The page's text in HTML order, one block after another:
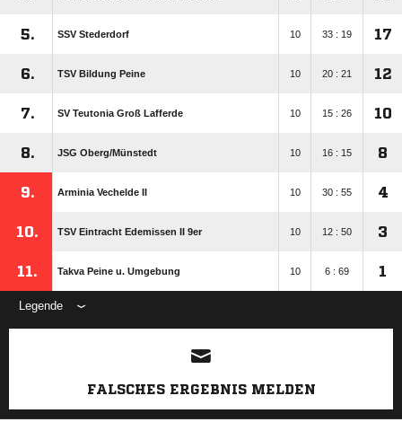
5. SSV Stederdorf 10 33 : 19 17
6. TSV Bildung Peine 10 20 : 21 12
7. SV Teutonia Groß Lafferde 10 15 : 26 10
8. JSG Oberg/​Münstedt 10 16 : 15 8
9. Arminia Vechelde II 10 30 : 55 4
10. TSV Eintracht Edemissen II 9er 10 12 : 50 3
11. Takva Peine u. Umgebung 10 6 : 69 1
Legende
ANZEIGE
FALSCHES ERGEBNIS MELDEN